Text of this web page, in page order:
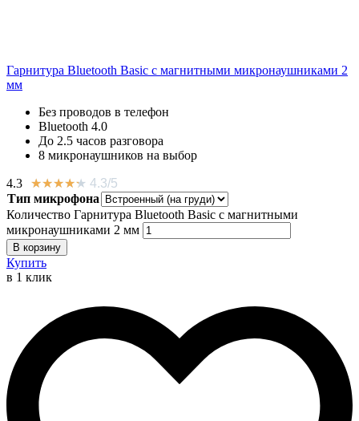
Гарнитура Bluetooth Basic с магнитными микронаушниками 2
мм
Без проводов в телефон
Bluetooth 4.0
До 2.5 часов разговора
8 микронаушников на выбор
4.3 ★★★★★ 4.3/5
Тип микрофона
Количество Гарнитура Bluetooth Basic с магнитными
микронаушниками 2 мм
В корзину
Купить
в 1 клик